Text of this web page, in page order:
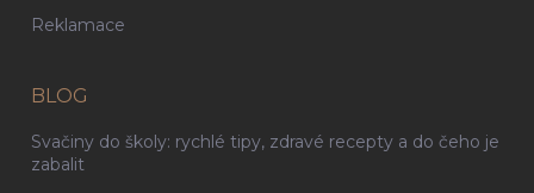
Reklamace
BLOG
Svačiny do školy: rychlé tipy, zdravé recepty a do čeho je
zabalit